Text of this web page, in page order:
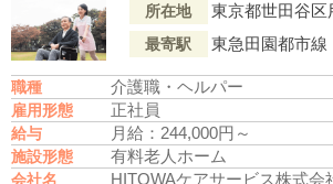
所在地 東京都世田谷区
最寄駅
職種 介護職・ヘルパー
雇用形態 正社員
給与 月給：244,000円～
施設形態 有料老人ホーム
会社名 HITOWAケアサービス株式会